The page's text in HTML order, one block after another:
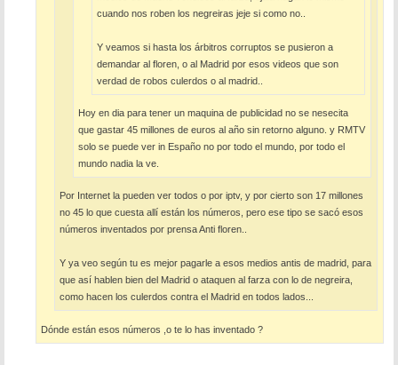
cuando nos roben los negreiras jeje si como no..
Y veamos si hasta los árbitros corruptos se pusieron a
demandar al floren, o al Madrid por esos videos que son
verdad de robos culerdos o al madrid..
Hoy en dia para tener un maquina de publicidad no se nesecita
que gastar 45 millones de euros al año sin retorno alguno. y RMTV
solo se puede ver in Españo no por todo el mundo, por todo el
mundo nadia la ve.
Por Internet la pueden ver todos o por iptv, y por cierto son 17 millones
no 45 lo que cuesta allí están los números, pero ese tipo se sacó esos
números inventados por prensa Anti floren..
Y ya veo según tu es mejor pagarle a esos medios antis de madrid, para
que así hablen bien del Madrid o ataquen al farza con lo de negreira,
como hacen los culerdos contra el Madrid en todos lados...
Dónde están esos números ,o te lo has inventado ?